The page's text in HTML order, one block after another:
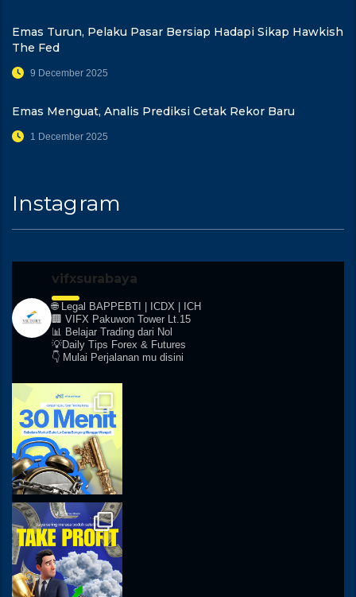
Emas Turun, Pelaku Pasar Bersiap Hadapi Sikap Hawkish
The Fed
9 December 2025
Emas Menguat, Analis Prediksi Cetak Rekor Baru
1 December 2025
Instagram
vifxsurabaya
🌐 Legal BAPPEBTI | ICDX | ICH
🏢 VIFX Pakuwon Tower Lt.15
📊 Belajar Trading dari Nol
💡Daily Tips Forex & Futures
👇 Mulai Perjalanan mu disini